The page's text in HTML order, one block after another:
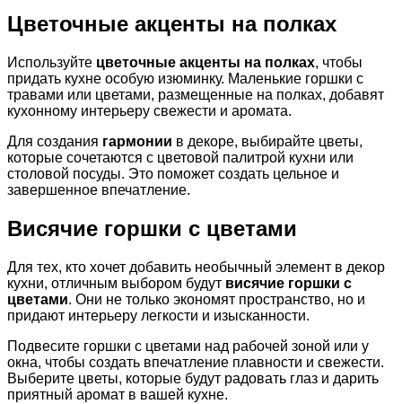
Цветочные акценты на полках
Используйте цветочные акценты на полках, чтобы
придать кухне особую изюминку. Маленькие горшки с
травами или цветами, размещенные на полках, добавят
кухонному интерьеру свежести и аромата.
Для создания гармонии в декоре, выбирайте цветы,
которые сочетаются с цветовой палитрой кухни или
столовой посуды. Это поможет создать цельное и
завершенное впечатление.
Висячие горшки с цветами
Для тех, кто хочет добавить необычный элемент в декор
кухни, отличным выбором будут висячие горшки с
цветами. Они не только экономят пространство, но и
придают интерьеру легкости и изысканности.
Подвесите горшки с цветами над рабочей зоной или у
окна, чтобы создать впечатление плавности и свежести.
Выберите цветы, которые будут радовать глаз и дарить
приятный аромат в вашей кухне.